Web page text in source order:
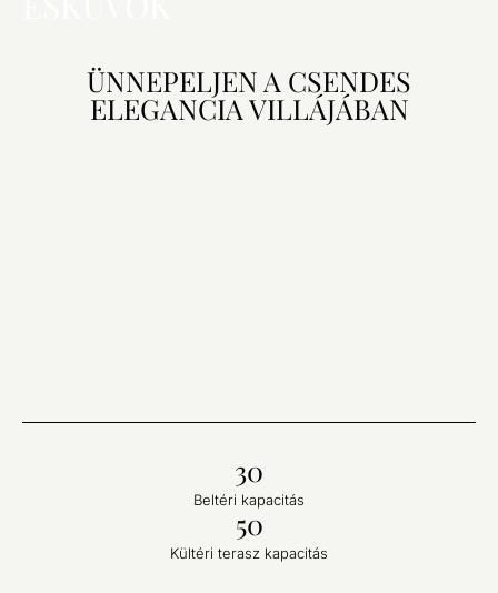
ÜNNEPELJEN A CSENDES
ELEGANCIA VILLÁJÁBAN
30
Beltéri kapacitás
50
Kültéri terasz kapacitás